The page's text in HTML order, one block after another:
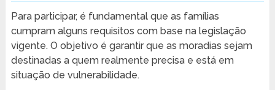
Para participar, é fundamental que as famílias
cumpram alguns requisitos com base na legislação
vigente. O objetivo é garantir que as moradias sejam
destinadas a quem realmente precisa e está em
situação de vulnerabilidade.